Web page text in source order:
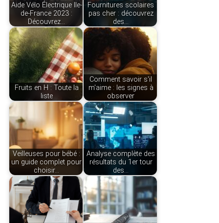
Aide Vélo Électrique Ile-
de-France 2023 :
Découvrez…
Fournitures scolaires
pas cher : découvrez
des…
Fruits en H : Toute la
liste
Comment savoir s'il
m'aime : les signes à
observer
Veilleuses pour bébé :
un guide complet pour
choisir…
Analyse complète des
résultats du 1er tour
des…